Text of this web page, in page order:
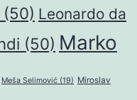
(50) Leonardo da
(50) Marko
Meša Selimović (19) Miroslav